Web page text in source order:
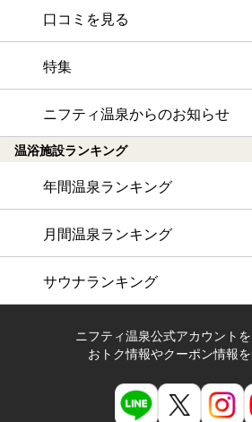
口コミを見る
特集
ニフティ温泉からのお知らせ
温浴施設ランキング
年間温泉ランキング
月間温泉ランキング
サウナランキング
ニフティ温泉公式アカウント
おトク情報やクーポン情報